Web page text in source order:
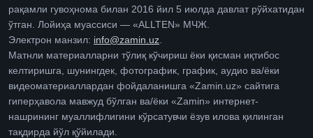
рақамли гувоҳнома билан 2016 йил 5 июлда давлат рўйхатидан
ўтган. Лойиҳа муассиси — «ALLTEN» МЧЖ.
Электрон манзил: info@zamin.uz
Матнли материалларни тўлиқ кўчириш ёки қисман иқтибос
келтиришга, шунингдек, фотографик, график, аудио ва/ёки
видеоматериаллардан фойдаланишга «Zamin.uz» сайтига
гиперҳавола мавжуд бўлган ва/ёки «Zamin» интернет-
нашрининг муаллифлигини кўрсатувчи ёзув илова қилинган
тақдирда йўл қўйилади.